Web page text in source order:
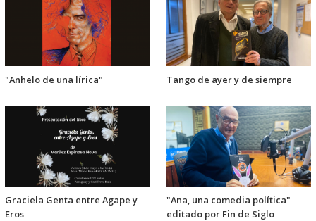
"Anhelo de una lírica" Tango de ayer y de siempre
Graciela Genta entre Agape y
Eros
"Ana, una comedia política"
editado por Fin de Siglo